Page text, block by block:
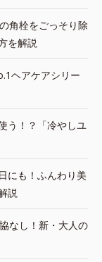
角栓をごっそり除
を解説
ヘアケアシリー
う！？「冷やしユ
にも！ふんわり美
説
なし！新・大人の